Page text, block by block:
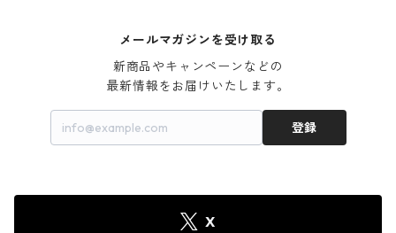
メールマガジンを受け取る
新商品やキャンペーンなどの
最新情報をお届けいたします。
登録
X